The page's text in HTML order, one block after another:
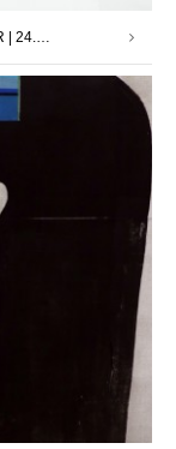
TRANSIENT SPACE | GRETCHEN BATCHELLER | 24.03.2023 – 13.05.2023